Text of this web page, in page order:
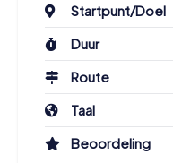
Startpunt/Doel
Duur
Route
Taal
Beoordeling